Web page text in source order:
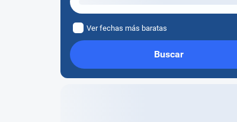
Ver fechas más baratas
Buscar